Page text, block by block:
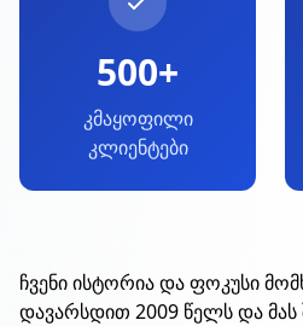
500+
კმაყოფილი
კლიენტები
ჩვენი ისტორია და ფოკუსი
დავარსდით 2009 წელს და მას